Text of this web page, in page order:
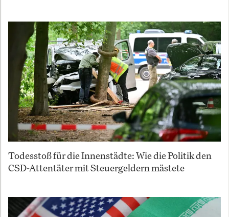
Todesstoß für die Innenstädte: Wie die Politik den
CSD-Attentäter mit Steuergeldern mästete